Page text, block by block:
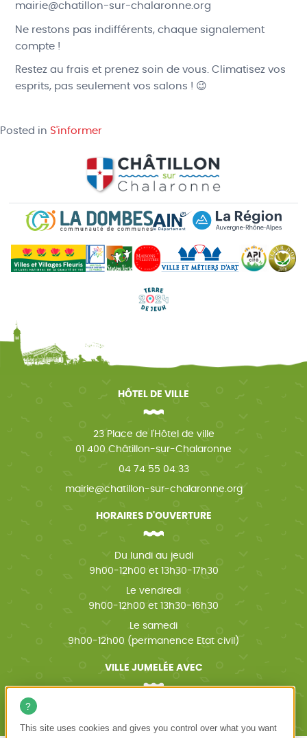
mairie@chatillon-sur-chalaronne.org
Ne restons pas indifférents, chaque signalement
compte !
Restez au frais et prenez soin de vous. Climatisez vos
esprits, pas seulement vos salons ! 😉
Posted in S'informer
HÔTEL DE VILLE
23 Place de l'Hôtel de ville
01 400 Châtillon-sur-Chalaronne
04 74 55 04 33
mairie@chatillon-sur-chalaronne.org
HORAIRES D'OUVERTURE
Du lundi au jeudi
9h00-12h00 et 13h30-17h30
Le vendredi
9h00-12h00 et 13h30-16h30
Le samedi
9h00-12h00 (permanence Etat civil)
VILLE JUMELÉE AVEC
This site uses cookies and gives you control over what you want